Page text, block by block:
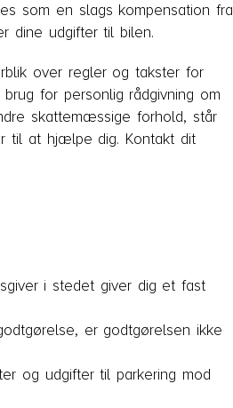
som en slags kompensation fra
dine udgifter til bilen.
over regler og takster for
for personlig rådgivning om
skattemæssige forhold, står
til at hjælpe dig. Kontakt dit
i stedet giver dig et fast
er godtgørelsen ikke
og udgifter til parkering mod